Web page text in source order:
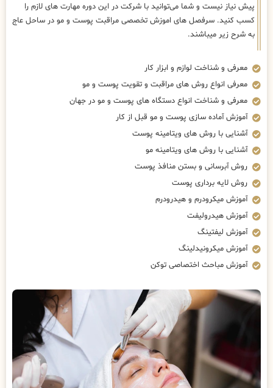
پیش نیاز نیست و شما می‌توانید با شرکت در این دوره مهارت های لازم را
کسب کنید. سرفصل های اموزش تخصصی مراقبت پوست و مو در ساحل عاج
به شرح زیر میباشند.
معرفی و شناخت لوازم و ابزار کار
معرفی انواع روش های مراقبت و تقویت پوست و مو
معرفی و شناخت انواع دستگاه های پوست و مو در جهان
آموزش آماده سازی پوست و مو قبل از کار
آشنایی با روش های ویتامینه پوست
آشنایی با روش های ویتامینه مو
روش آبرسانی و بستن منافذ پوست
روش لایه برداری پوست
آموزش میکرودرم و هیدرودرم
آموزش هیدرولیفت
آموزش لیفتینگ
آموزش میکرونیدلینگ
آموزش مباحث اختصاصی توکن